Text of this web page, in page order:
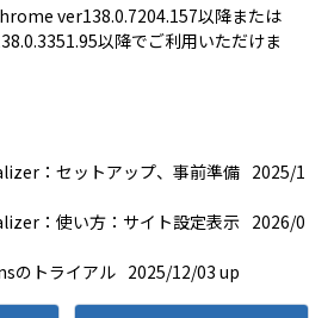
ver138.0.7204.157以降または
以降でご利用いただけま
：セットアップ、事前準備 2025/1
：使い方：サイト設定表示 2026/0
のトライアル 2025/12/03 up